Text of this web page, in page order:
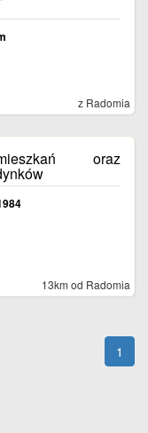
z Radomia
oraz
13km od Radomia
1